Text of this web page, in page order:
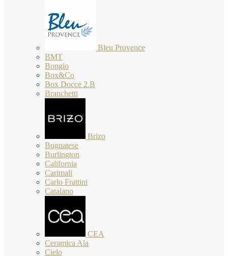
Bleu Provence
BMT
Bongio
Box&Co
Box Docce 2.B
Branchetti
Brizo
Bugnatese
Burlington
California
Carimali
Carlo Frattini
Catalano
CEA
Ceramica Ala
Cielo